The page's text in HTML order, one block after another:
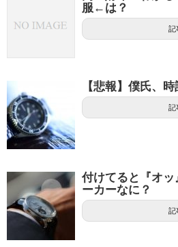
服←は？
記
【悲報】僕氏、
記
付けてると『オ
ーカーなに？
記